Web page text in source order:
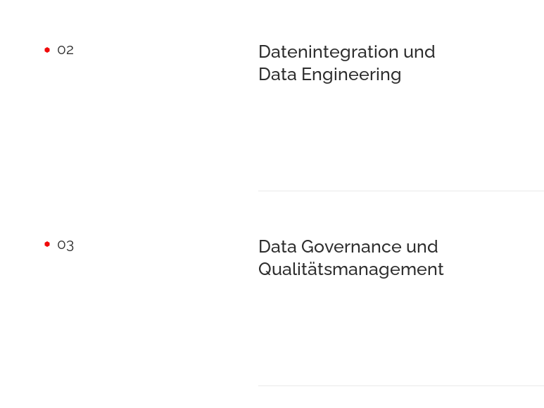
02
Datenintegration und
Data Engineering
03
Data Governance und
Qualitätsmanagement